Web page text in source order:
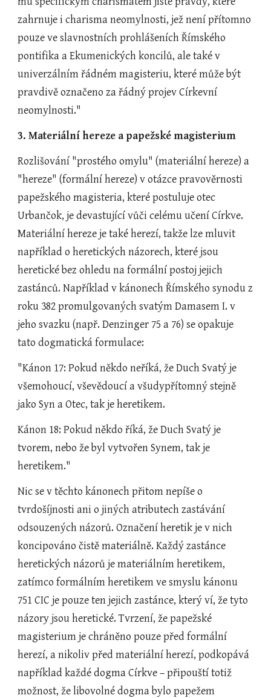
zahrnuje i charisma neomylnosti, jež není přítomno
pouze ve slavnostních prohlášeních Římského
pontifika a Ekumenických koncilů, ale také v
univerzálním řádném magisteriu, které může být
pravdivě označeno za řádný projev Církevní
neomylnosti."
3. Materiální hereze a papežské magisterium
Rozlišování "prostého omylu" (materiální hereze) a
"hereze" (formální hereze) v otázce pravověrnosti
papežského magisteria, které postuluje otec
Urbančok, je devastující vůči celému učení Církve.
Materiální hereze je také herezí, takže lze mluvit
například o heretických názorech, které jsou
heretické bez ohledu na formální postoj jejich
zastánců. Například v kánonech Římského synodu z
roku 382 promulgovaných svatým Damasem I. v
jeho svazku (např. Denzinger 75 a 76) se opakuje
tato dogmatická formulace:
"Kánon 17: Pokud někdo neříká, že Duch Svatý je
všemohoucí, vševědoucí a všudypřítomný stejně
jako Syn a Otec, tak je heretikem.
Kánon 18: Pokud někdo říká, že Duch Svatý je
tvorem, nebo že byl vytvořen Synem, tak je
heretikem."
Nic se v těchto kánonech přitom nepíše o
tvrdošíjnosti ani o jiných atributech zastávání
odsouzených názorů. Označení heretik je v nich
koncipováno čistě materiálně. Každý zastánce
heretických názorů je materiálním heretikem,
zatímco formálním heretikem ve smyslu kánonu
751 CIC je pouze ten jejich zastánce, který ví, že tyto
názory jsou heretické. Tvrzení, že papežské
magisterium je chráněno pouze před formální
herezí, a nikoliv před materiální herezí, podkopává
například každé dogma Církve – připouští totiž
možnost, že libovolné dogma bylo papežem